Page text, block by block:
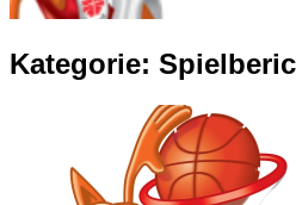
Kategorie: